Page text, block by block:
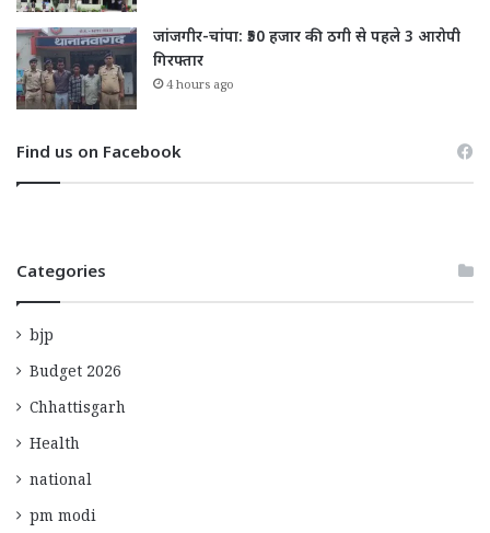
जांजगीर-चांपा: ₹50 हजार की ठगी से पहले 3 आरोपी
गिरफ्तार
4 hours ago
Find us on Facebook
Categories
bjp
Budget 2026
Chhattisgarh
Health
national
pm modi